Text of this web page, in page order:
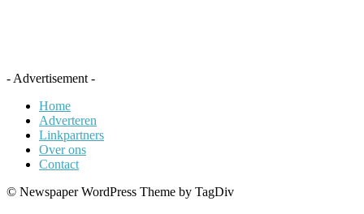
- Advertisement -
Home
Adverteren
Linkpartners
Over ons
Contact
© Newspaper WordPress Theme by TagDiv